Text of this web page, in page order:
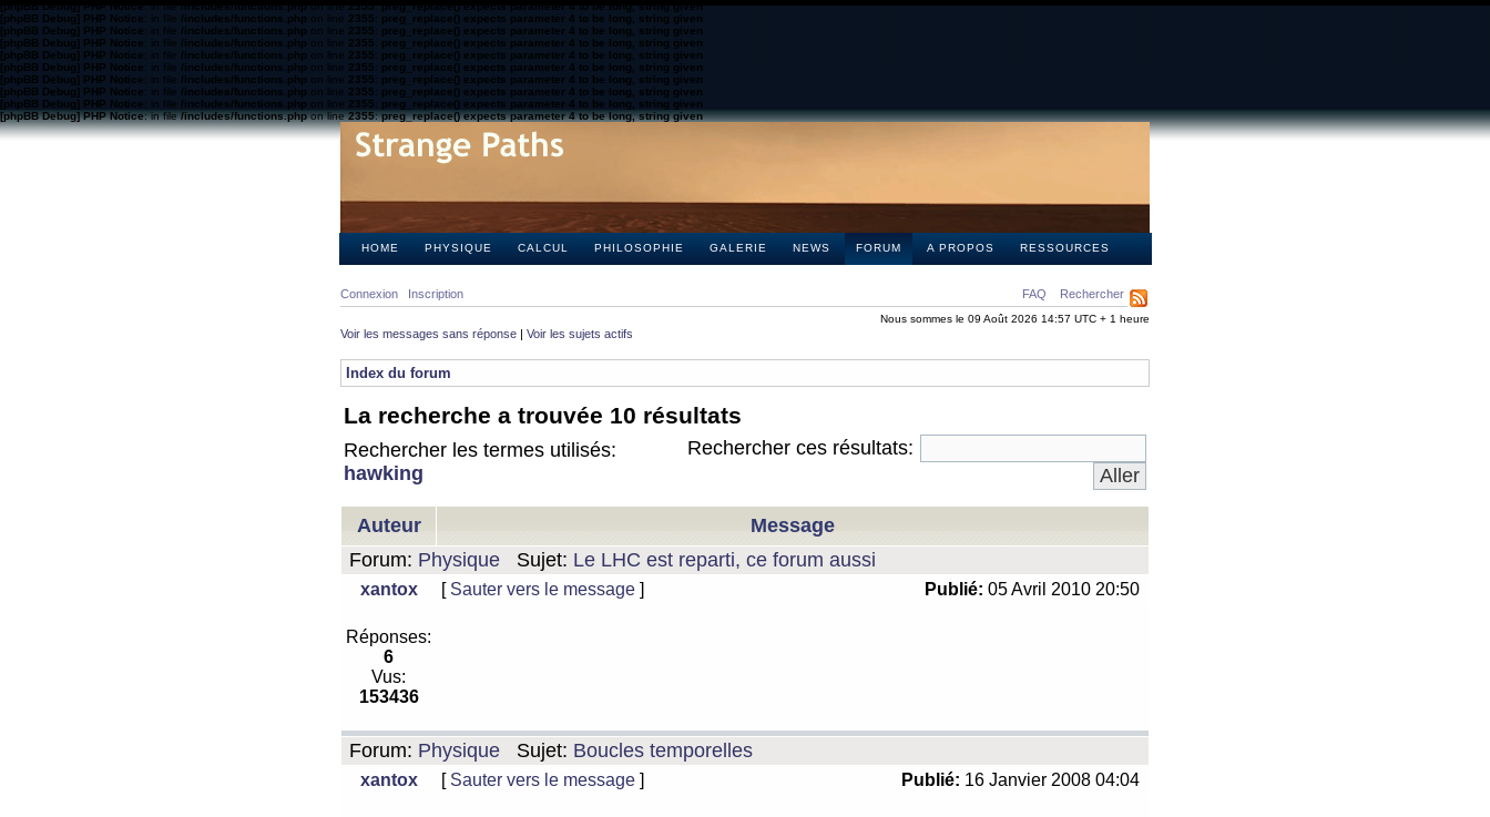
[phpBB Debug] PHP Notice: in file/includes/functions.phpon line2355:preg_replace() expects parameter 4 to be long, string given
[phpBB Debug] PHP Notice: in file /includes/functions.php on line 2355: preg_replace() expects parameter 4 to be long, string given
[phpBB Debug] PHP Notice: in file /includes/functions.php on line 2355: preg_replace() expects parameter 4 to be long, string given
[phpBB Debug] PHP Notice: in file /includes/functions.php on line 2355: preg_replace() expects parameter 4 to be long, string given
[phpBB Debug] PHP Notice: in file /includes/functions.php on line 2355: preg_replace() expects parameter 4 to be long, string given
[phpBB Debug] PHP Notice: in file /includes/functions.php on line 2355: preg_replace() expects parameter 4 to be long, string given
[phpBB Debug] PHP Notice: in file /includes/functions.php on line 2355: preg_replace() expects parameter 4 to be long, string given
[phpBB Debug] PHP Notice: in file /includes/functions.php on line 2355: preg_replace() expects parameter 4 to be long, string given
[phpBB Debug] PHP Notice: in file /includes/functions.php on line 2355: preg_replace() expects parameter 4 to be long, string given
[phpBB Debug] PHP Notice: in file/includes/functions.phpon line2355:preg_replace() expects parameter 4 to be long, string given
HOME PHYSIQUE CALCUL PHILOSOPHIE GALERIE NEWS FORUM A PROPOS RESSOURCES
FAQ Rechercher
Connexion Inscription
Nous sommes le 09 Août 2026 14:57 UTC + 1 heure
Voir les messages sans réponse | Voir les sujets actifs
Index du forum
La recherche a trouvée 10 résultats
Rechercher les termes utilisés:
hawking
Rechercher ces résultats:
Auteur
Message
Forum: Physique Sujet: Le LHC est reparti, ce forum aussi
xantox [ Sauter vers le message ] Publié: 05 Avril 2010 20:50
Réponses:
6
Vus:
153436
Forum: Physique Sujet: Boucles temporelles
xantox [ Sauter vers le message ] Publié: 16 Janvier 2008 04:04